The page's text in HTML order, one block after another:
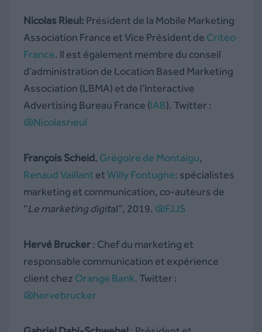
Nicolas Rieul: Président de la Mobile Marketing
Association France et Vice Président de Criteo
France. Il est également membre du conseil
d’administration de Location Based Marketing
Association (LBMA) et de l’Interactive
Advertising Bureau France (IAB). Twitter :
@Nicolasrieul
François Scheid, Grégoire de Montaigu,
Renaud Vaillant etWilly Fontugne: spécialistes
marketing et communication, co-auteurs de
“Le marketing digital”, 2019. @FJJS
Hervé Brucker: Chef du marketing et
responsable communication et expérience
client chez Orange Bank. Twitter :
@hervebrucker